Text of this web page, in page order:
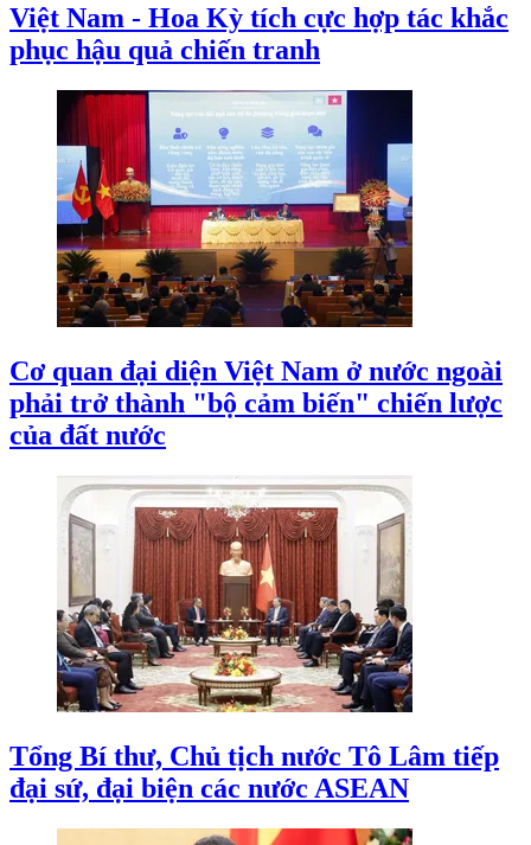
Việt Nam - Hoa Kỳ tích cực hợp tác khắc
phục hậu quả chiến tranh
Cơ quan đại diện Việt Nam ở nước ngoài
phải trở thành "bộ cảm biến" chiến lược
của đất nước
Tổng Bí thư, Chủ tịch nước Tô Lâm tiếp
đại sứ, đại biện các nước ASEAN